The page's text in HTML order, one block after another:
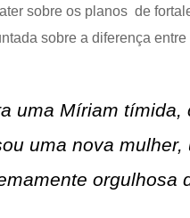
sobre os planos de
sobre a diferença
uma Míriam
uma nova
orgulhosa